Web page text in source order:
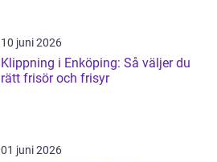
10 juni 2026
Klippning i Enköping: Så väljer du
rätt frisör och frisyr
01 juni 2026